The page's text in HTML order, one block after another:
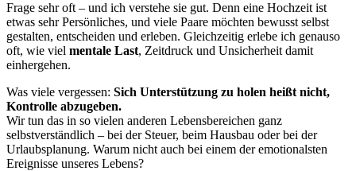
Frage sehr oft – und ich verstehe sie gut. Denn eine Hochzeit ist
etwas sehr Persönliches, und viele Paare möchten bewusst selbst
gestalten, entscheiden und erleben. Gleichzeitig erlebe ich genauso
oft, wie viel mentale Last, Zeitdruck und Unsicherheit damit
einhergehen.
Was viele vergessen: Sich Unterstützung zu holen heißt nicht,
Kontrolle abzugeben.
Wir tun das in so vielen anderen Lebensbereichen ganz
selbstverständlich – bei der Steuer, beim Hausbau oder bei der
Urlaubsplanung. Warum nicht auch bei einem der emotionalsten
Ereignisse unseres Lebens?